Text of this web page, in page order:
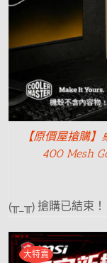
【原價屋搶購
400 Mesh
(╥_╥) 搶購已結束！
大特賣